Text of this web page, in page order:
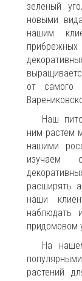
зеленый
новыми
нашим
от самого
Наш
ним растем
нашими
изучаем
расширять
наши
наблюдать
придомовом
На
растений